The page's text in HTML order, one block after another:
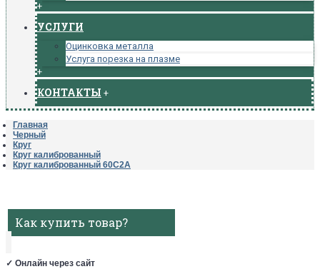
+
УСЛУГИ
Оцинковка металла
Услуга порезка на плазме
+
КОНТАКТЫ +
Главная
Черный
Круг
Круг калиброванный
Круг калиброванный 60С2А
Как купить товар?
✓ Онлайн через сайт